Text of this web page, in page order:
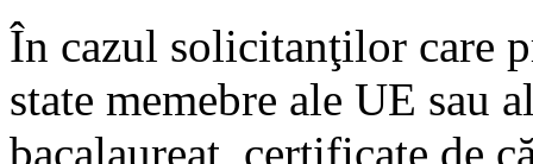
În cazul solicitanţilor care
state memebre ale UE sau
bacalaureat, certificate de